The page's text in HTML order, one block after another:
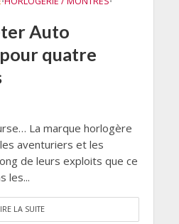
Auto
quatre
La marque horlogère
aventuriers et les
de leurs exploits que ce
les...
LA SUITE